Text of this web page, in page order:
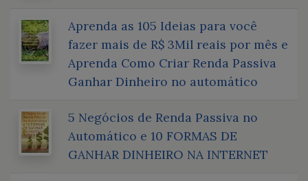
Aprenda as 105 Ideias para você
fazer mais de R$ 3Mil reais por mês e
Aprenda Como Criar Renda Passiva
Ganhar Dinheiro no automático
5 Negócios de Renda Passiva no
Automático e 10 FORMAS DE
GANHAR DINHEIRO NA INTERNET